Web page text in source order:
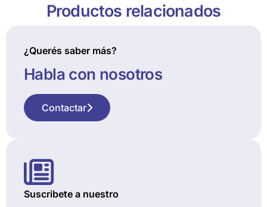
Productos relacionados
¿Querés saber más?
Habla con nosotros
Contactar
Suscribete a nuestro